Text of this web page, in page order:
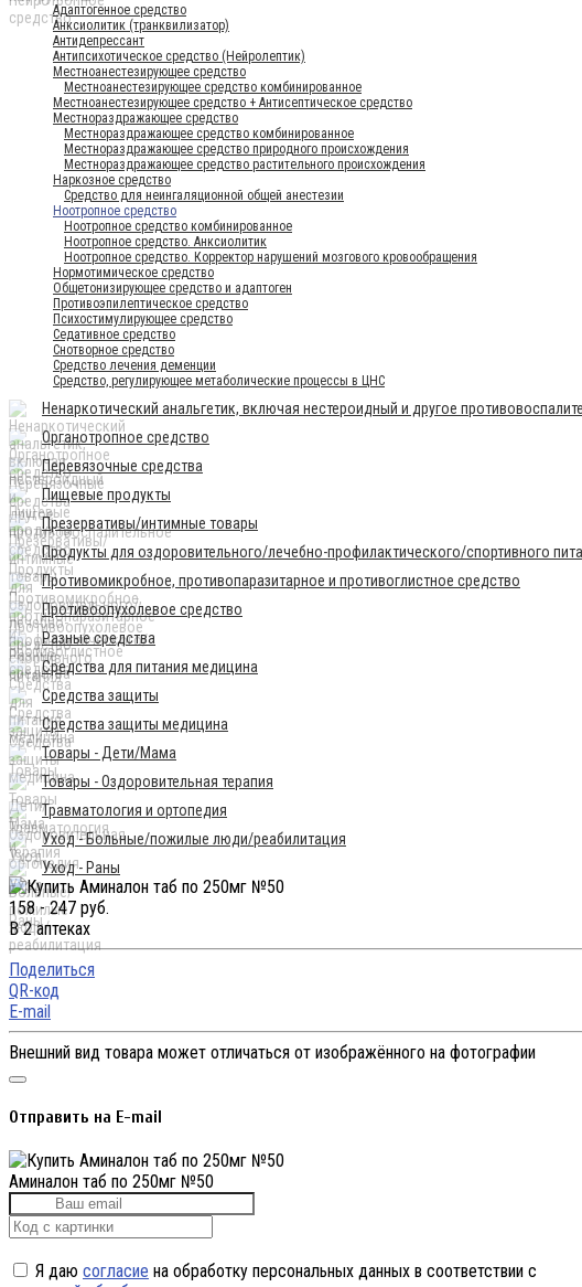
Адаптогенное средство
Анксиолитик (транквилизатор)
Антидепрессант
Антипсихотическое средство (Нейролептик)
Местноанестезирующее средство
Местноанестезирующее средство комбинированное
Местноанестезирующее средство + Антисептическое средство
Местнораздражающее средство
Местнораздражающее средство комбинированное
Местнораздражающее средство природного происхождения
Местнораздражающее средство растительного происхождения
Наркозное средство
Средство для неингаляционной общей анестезии
Ноотропное средство
Ноотропное средство комбинированное
Ноотропное средство. Анксиолитик
Ноотропное средство. Корректор нарушений мозгового кровообращения
Нормотимическое средство
Общетонизирующее средство и адаптоген
Противоэпилептическое средство
Психостимулирующее средство
Седативное средство
Снотворное средство
Средство лечения деменции
Средство, регулирующее метаболические процессы в ЦНС
Ненаркотический анальгетик, включая нестероидный и другое
Органотропное средство
Перевязочные средства
Пищевые продукты
Презервативы/интимные товары
Продукты для оздоровительного/лечебно-профилактического/спортивного
Противомикробное, противопаразитарное и противоглистное средство
Противоопухолевое средство
Разные средства
Средства для питания медицина
Средства защиты
Средства защиты медицина
Товары - Дети/Мама
Товары - Оздоровительная терапия
Травматология и ортопедия
Уход - Больные/пожилые люди/реабилитация
Уход - Раны
158 - 247 руб.
В 2 аптеках
Поделиться
QR-код
E-mail
Внешний вид товара может отличаться от изображённого на фотографии
Отправить на E-mail
Аминалон таб по 250мг №50
Я даю согласие на обработку персональных данных в соответствии с